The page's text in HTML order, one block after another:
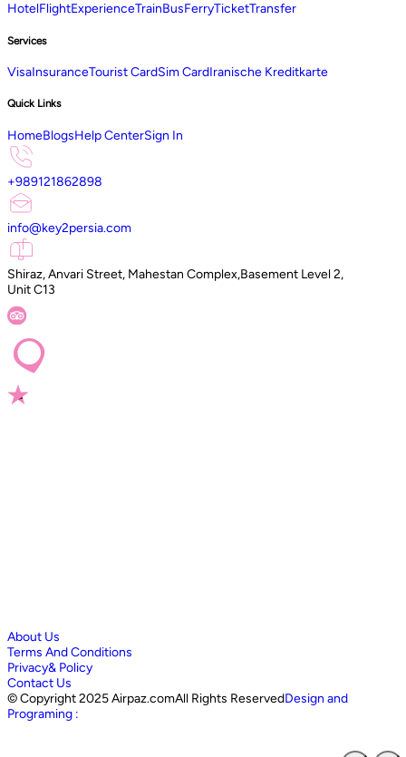
HotelFlightExperienceTrainBusFerryTicketTransfer
Services
VisaInsuranceTourist CardSim CardIranische Kreditkarte
Quick Links
HomeBlogsHelp CenterSign In
+989121862898
info@key2persia.com
Shiraz, Anvari Street, Mahestan Complex,Basement Level 2,
Unit C13
About Us
Terms And Conditions
Privacy& Policy
Contact Us
©Copyright 2025 Airpaz.comAll Rights ReservedDesign and
Programing :